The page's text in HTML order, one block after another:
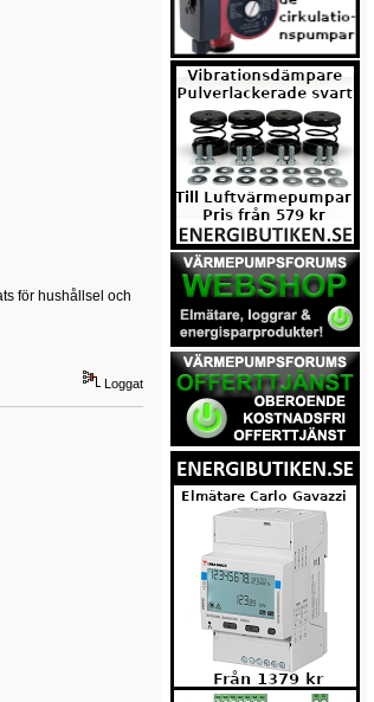
för hushållsel och
Loggat